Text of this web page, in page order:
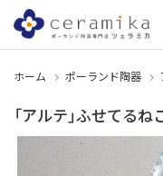
ホーム ポーランド陶器
「アルテ」ふせてる